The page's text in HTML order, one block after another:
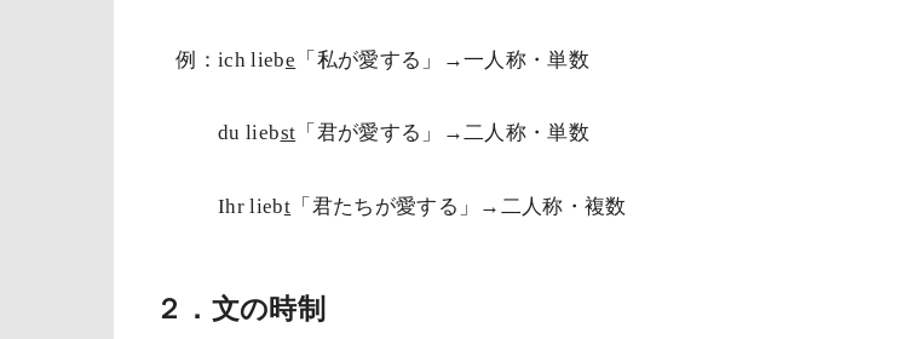
例：ich liebe 「私が愛する」→一人称・単数
du liebst 「君が愛する」→二人称・単数
Ihr liebt 「君たちが愛する」→二人称・複数
２．文の時制